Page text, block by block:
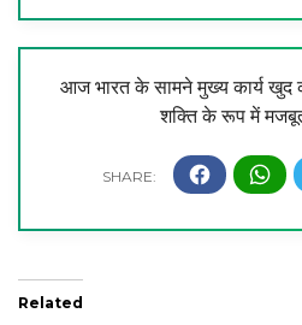
आज भारत के सामने मुख्य कार्य
शक्ति के रूप में
Related